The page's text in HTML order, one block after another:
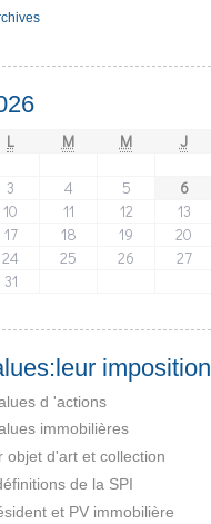
L M M J
3 4 5 6
10 11 12 13
17 18 19 20
24 25 26 27
31
imposition
d 'actions
immobilières
objet d'art et collection
de la SPI
et PV immobilière